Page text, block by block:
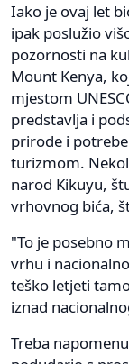
Iako je ovaj let
ipak poslužio
pozornosti na
Mount Kenya,
mjestom
predstavlja i
prirode i
turizmom.
narod Kikuyu,
vrhovnog bića,
"To je posebno
vrhu i
teško letjeti
iznad
Treba